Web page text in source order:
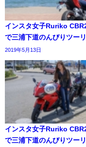
インスタ女子Ruriko
で三浦下道のんびりツー
2019年5月13日
インスタ女子Ruriko
で三浦下道のんびりツー